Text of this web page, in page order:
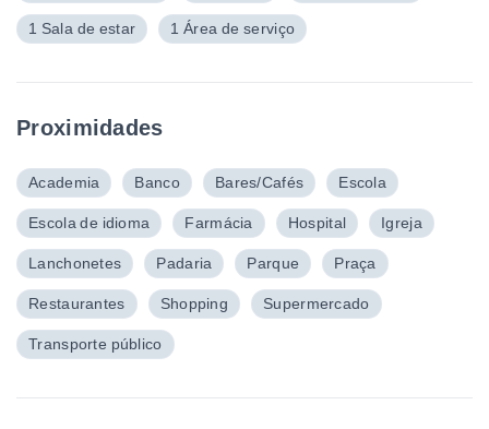
1 Sala de estar 1 Área de serviço
Proximidades
Academia Banco Bares/Cafés Escola
Escola de idioma Farmácia Hospital Igreja
Lanchonetes Padaria Parque Praça
Restaurantes Shopping Supermercado
Transporte público